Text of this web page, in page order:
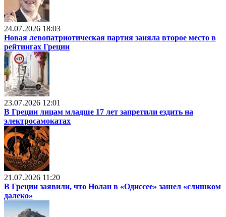
24.07.2026 18:03
Новая левопатриотическая партия заняла второе место в
рейтингах Греции
23.07.2026 12:01
В Греции лицам младше 17 лет запретили ездить на
электросамокатах
21.07.2026 11:20
В Греции заявили, что Нолан в «Одиссее» зашел «слишком
далеко»